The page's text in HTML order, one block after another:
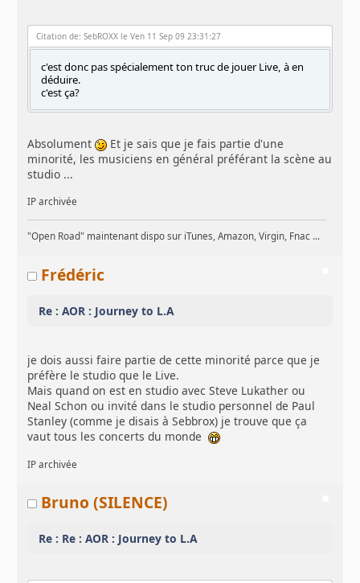
Citation de: SebROXX le Ven 11 Sep 09 23:31:27
c'est donc pas spécialement ton truc de jouer Live, à en
déduire.
c'est ça?
Absolument
Et je sais que je fais partie d'une
minorité, les musiciens en général préférant la scène au
studio ...
IP archivée
"Open Road" maintenant dispo sur iTunes, Amazon, Virgin, Fnac ...
Frédéric
Re : AOR : Journey to L.A
je dois aussi faire partie de cette minorité parce que je
préfère le studio que le Live.
Mais quand on est en studio avec Steve Lukather ou
Neal Schon ou invité dans le studio personnel de Paul
Stanley (comme je disais à Sebbrox) je trouve que ça
vaut tous les concerts du monde
IP archivée
Bruno (SILENCE)
Re : Re : AOR : Journey to L.A